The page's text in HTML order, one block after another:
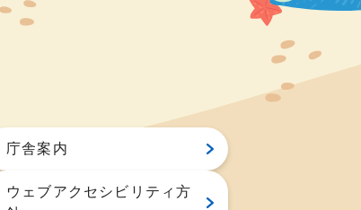
庁舎案内
ウェブアクセシビリティ方